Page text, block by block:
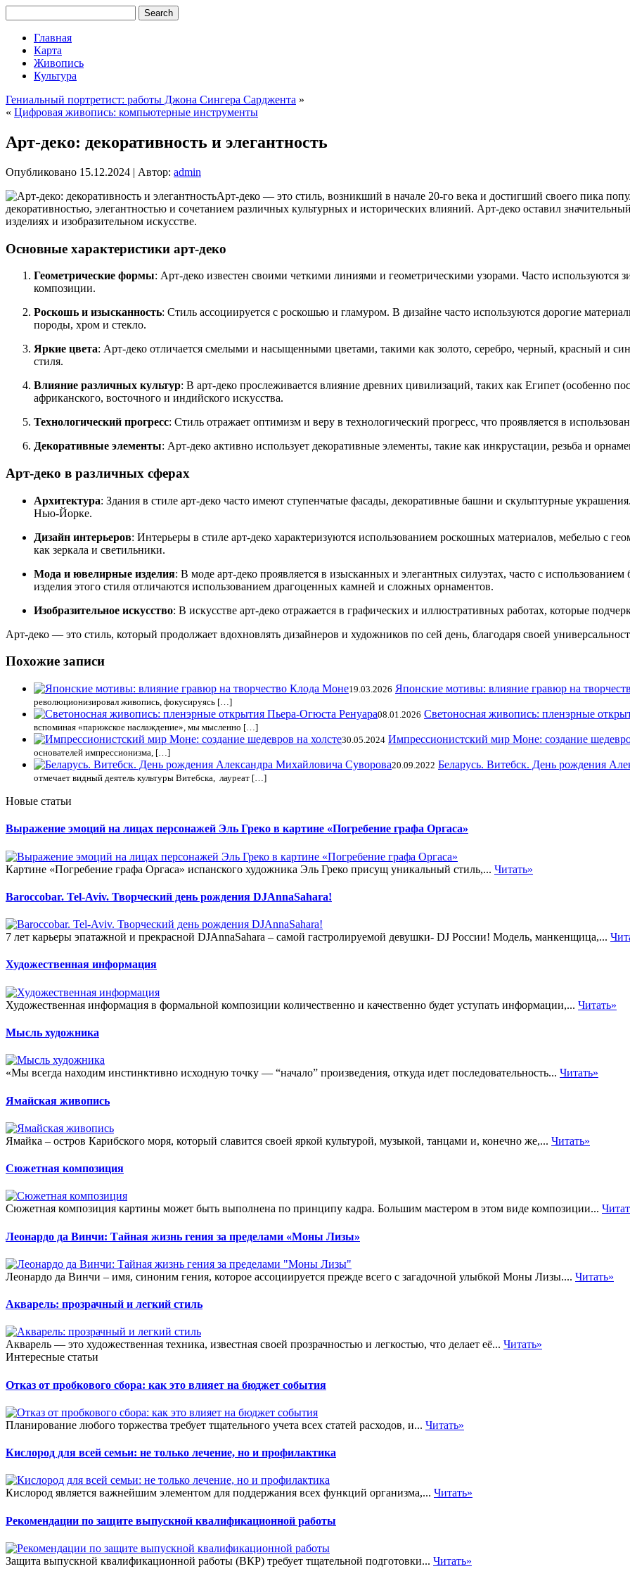
Главная
Карта
Живопись
Культура
Гениальный портретист: работы Джона Сингера Сарджента »
« Цифровая живопись: компьютерные инструменты
Арт-деко: декоративность и элегантность
Опубликовано 15.12.2024 | Автор: admin
Арт-деко — это стиль, возникший в начале 20-го века и достигший своего пика
декоративностью, элегантностью и сочетанием различных культурных и исторических влияний. Арт-деко оставил
изделиях и изобразительном искусстве.
Основные характеристики арт-деко
Геометрические формы: Арт-деко известен своими четкими линиями и геометрическими узорами. Часто используются
композиции.
Роскошь и изысканность: Стиль ассоциируется с роскошью и гламуром. В дизайне часто используются дорогие
породы, хром и стекло.
Яркие цвета: Арт-деко отличается смелыми и насыщенными цветами, такими как золото, серебро, черный, красный и
стиля.
Влияние различных культур: В арт-деко прослеживается влияние древних цивилизаций, таких как Египет (особенно
африканского, восточного и индийского искусства.
Технологический прогресс: Стиль отражает оптимизм и веру в технологический прогресс, что проявляется в
Декоративные элементы: Арт-деко активно использует декоративные элементы, такие как инкрустации, резьба и
Арт-деко в различных сферах
Архитектура: Здания в стиле арт-деко часто имеют ступенчатые фасады, декоративные башни и скульптурные
Нью-Йорке.
Дизайн интерьеров: Интерьеры в стиле арт-деко характеризуются использованием роскошных материалов, мебелью с
как зеркала и светильники.
Мода и ювелирные изделия: В моде арт-деко проявляется в изысканных и элегантных силуэтах, часто с
изделия этого стиля отличаются использованием драгоценных камней и сложных орнаментов.
Изобразительное искусство: В искусстве арт-деко отражается в графических и иллюстративных работах, которые
Арт-деко — это стиль, который продолжает вдохновлять дизайнеров и художников по сей день, благодаря своей
Похожие записи
19.03.2026 Японские мотивы: влияние гравюр на
революционизировал живопись, фокусируясь […]
08.01.2026 Светоносная живопись: пленэрные
вспоминая «парижское наслаждение», мы мысленно […]
30.05.2024 Импрессионистский мир Моне: создание
основателей импрессионизма, […]
20.09.2022 Беларусь. Витебск. День рождения
отмечает видный деятель культуры Витебска, лауреат […]
Новые статьи
Выражение эмоций на лицах персонажей Эль Греко в картине «Погребение графа Оргаса»
Картине «Погребение графа Оргаса» испанского художника Эль Греко присущ уникальный стиль,... Читать»
Baroccobar. Tel-Aviv. Творческий день рождения DJAnnaSahara!
7 лет карьеры эпатажной и прекрасной DJAnnaSahara – самой гастролируемой девушки- DJ России! Модель, манкенщица,...
Художественная информация
Художественная информация в формальной композиции количественно и качественно будет уступать информации,... Читать»
Мысль художника
«Мы всегда находим инстинктивно исходную точку — “начало” произведения, откуда идет последовательность... Читать»
Ямайская живопись
Ямайка – остров Карибского моря, который славится своей яркой культурой, музыкой, танцами и, конечно же,... Читать»
Сюжетная композиция
Сюжетная композиция картины может быть выполнена по принципу кадра. Большим мастером в этом виде композиции...
Леонардо да Винчи: Тайная жизнь гения за пределами «Моны Лизы»
Леонардо да Винчи – имя, синоним гения, которое ассоциируется прежде всего с загадочной улыбкой Моны Лизы.... Читать»
Акварель: прозрачный и легкий стиль
Акварель — это художественная техника, известная своей прозрачностью и легкостью, что делает её... Читать»
Интересные статьи
Отказ от пробкового сбора: как это влияет на бюджет события
Планирование любого торжества требует тщательного учета всех статей расходов, и... Читать»
Кислород для всей семьи: не только лечение, но и профилактика
Кислород является важнейшим элементом для поддержания всех функций организма,... Читать»
Рекомендации по защите выпускной квалификационной работы
Защита выпускной квалификационной работы (ВКР) требует тщательной подготовки... Читать»